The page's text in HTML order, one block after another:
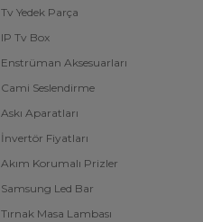
Tv Yedek Parça
IP Tv Box
Enstrüman Aksesuarları
Cami Seslendirme
Askı Aparatları
İnvertör Fiyatları
Akım Korumalı Prizler
Samsung Led Bar
Tırnak Masa Lambası